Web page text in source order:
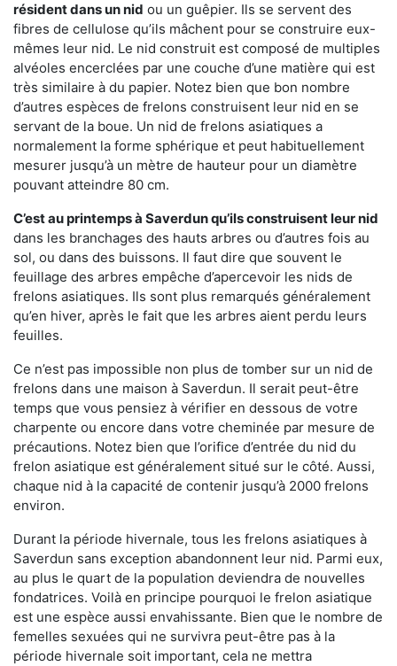
résident dans un nid ou un guêpier. Ils se servent des
fibres de cellulose qu’ils mâchent pour se construire eux-
mêmes leur nid. Le nid construit est composé de multiples
alvéoles encerclées par une couche d’une matière qui est
très similaire à du papier. Notez bien que bon nombre
d’autres espèces de frelons construisent leur nid en se
servant de la boue. Un nid de frelons asiatiques a
normalement la forme sphérique et peut habituellement
mesurer jusqu’à un mètre de hauteur pour un diamètre
pouvant atteindre 80 cm.
C’est au printemps à Saverdun qu’ils construisent leur nid
dans les branchages des hauts arbres ou d’autres fois au
sol, ou dans des buissons. Il faut dire que souvent le
feuillage des arbres empêche d’apercevoir les nids de
frelons asiatiques. Ils sont plus remarqués généralement
qu’en hiver, après le fait que les arbres aient perdu leurs
feuilles.
Ce n’est pas impossible non plus de tomber sur un nid de
frelons dans une maison à Saverdun. Il serait peut-être
temps que vous pensiez à vérifier en dessous de votre
charpente ou encore dans votre cheminée par mesure de
précautions. Notez bien que l’orifice d’entrée du nid du
frelon asiatique est généralement situé sur le côté. Aussi,
chaque nid à la capacité de contenir jusqu’à 2000 frelons
environ.
Durant la période hivernale, tous les frelons asiatiques à
Saverdun sans exception abandonnent leur nid. Parmi eux,
au plus le quart de la population deviendra de nouvelles
fondatrices. Voilà en principe pourquoi le frelon asiatique
est une espèce aussi envahissante. Bien que le nombre de
femelles sexuées qui ne survivra peut-être pas à la
période hivernale soit important, cela ne mettra